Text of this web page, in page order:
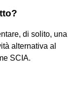
di solito, una
alternativa al
SCIA.